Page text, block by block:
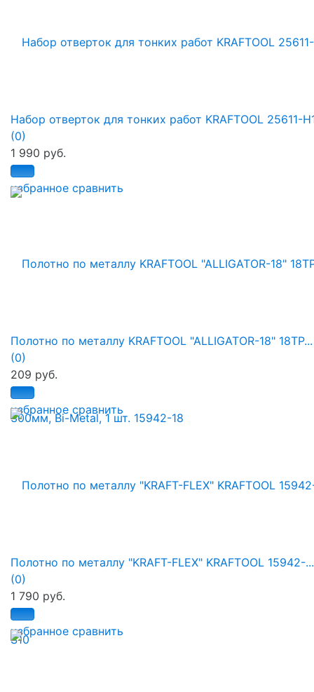
избранное сравнить
Набор отверток для тонких работ KRAFTOOL 25611-
(0)
1 990 руб.
избранное сравнить
Полотно по металлу KRAFTOOL "ALLIGATOR-18" 18TP...
(0)
209 руб.
избранное сравнить
Полотно по металлу "KRAFT-FLEX" KRAFTOOL 15942-...
(0)
1 790 руб.